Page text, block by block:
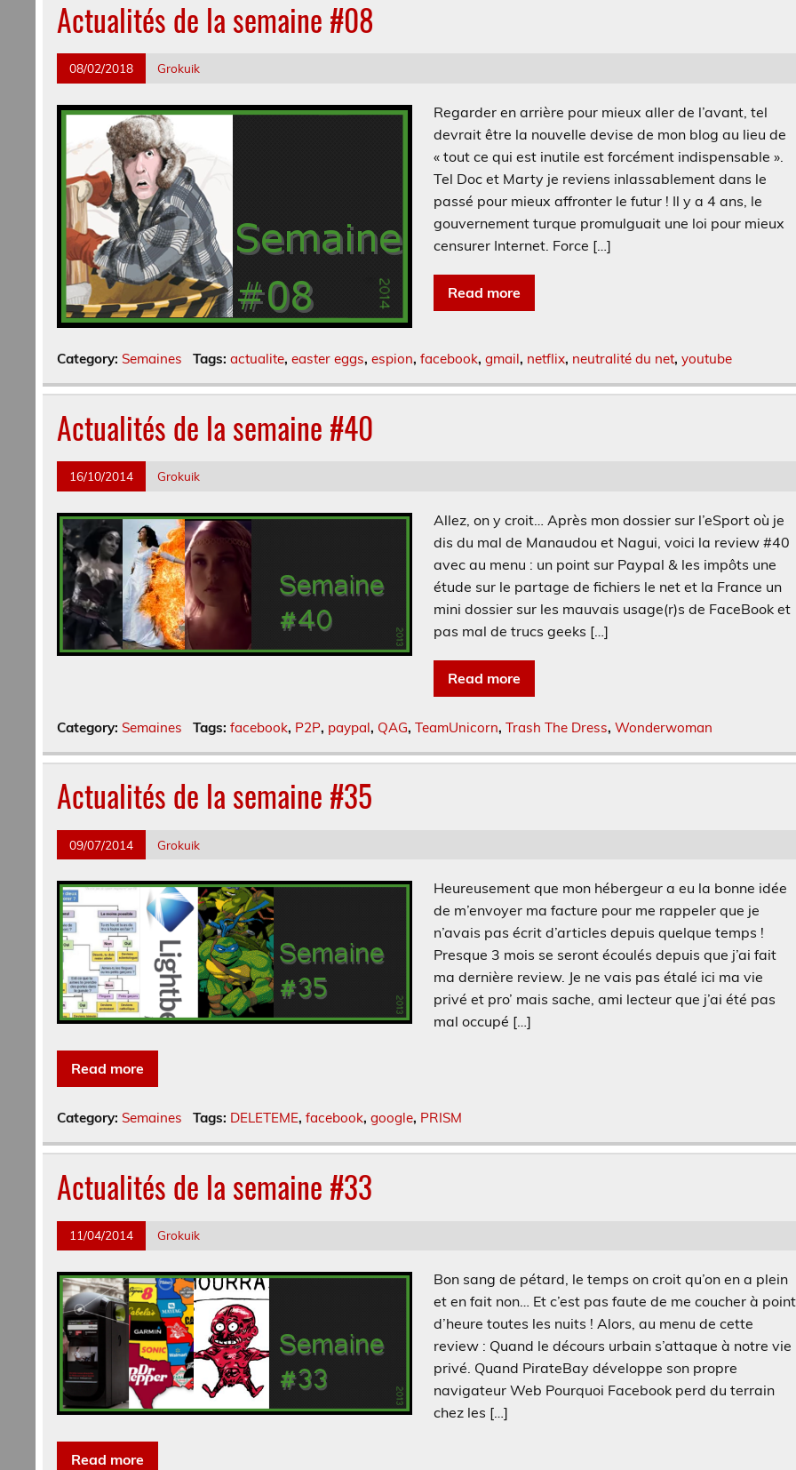
Actualités de la semaine #08
08/02/2018 Grokuik
Regarder en arrière pour mieux aller de l’avant, tel
devrait être la nouvelle devise de mon blog au lieu de
« tout ce qui est inutile est forcément indispensable ».
Tel Doc et Marty je reviens inlassablement dans le
passé pour mieux affronter le futur ! Il y a 4 ans, le
gouvernement turque promulguait une loi pour mieux
censurer Internet. Force […]
Read more
Category: Semaines Tags: actualite, easter eggs, espion, facebook, gmail, netflix, neutralité du net, youtube
Actualités de la semaine #40
16/10/2014 Grokuik
Allez, on y croit… Après mon dossier sur l’eSport où je
dis du mal de Manaudou et Nagui, voici la review #40
avec au menu : un point sur Paypal & les impôts une
étude sur le partage de fichiers le net et la France un
mini dossier sur les mauvais usage(r)s de FaceBook et
pas mal de trucs geeks […]
Read more
Category: Semaines Tags: facebook, P2P, paypal, QAG, TeamUnicorn, Trash The Dress, Wonderwoman
Actualités de la semaine #35
09/07/2014 Grokuik
Heureusement que mon hébergeur a eu la bonne idée
de m’envoyer ma facture pour me rappeler que je
n’avais pas écrit d’articles depuis quelque temps !
Presque 3 mois se seront écoulés depuis que j’ai fait
ma dernière review. Je ne vais pas étalé ici ma vie
privé et pro’ mais sache, ami lecteur que j’ai été pas
mal occupé […]
Read more
Category: Semaines Tags: DELETEME, facebook, google, PRISM
Actualités de la semaine #33
11/04/2014 Grokuik
Bon sang de pétard, le temps on croit qu’on en a plein
et en fait non… Et c’est pas faute de me coucher à point
d’heure toutes les nuits ! Alors, au menu de cette
review : Quand le décours urbain s’attaque à notre vie
privé. Quand PirateBay développe son propre
navigateur Web Pourquoi Facebook perd du terrain
chez les […]
Read more